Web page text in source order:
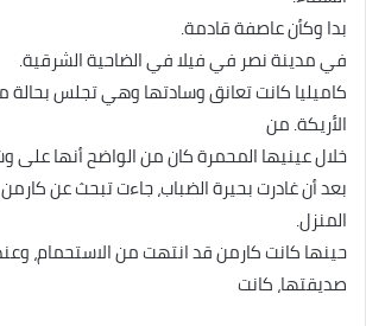
بدا وكأن عاصفة قادمة.
في مدينة نصر في فيلا في الضاحية الشرقية.
كاميليا كانت تعانق وسادتها وهي تجلس
الأريكة. من
خلال عينيها المحمرة كان من الواضح أنها على
بعد أن غادرت بحيرة الضباب، جاءت تبحث عن
المنزل.
حينها كانت كارمن قد انتهت من الاستحمام،
صديقتها، كانت